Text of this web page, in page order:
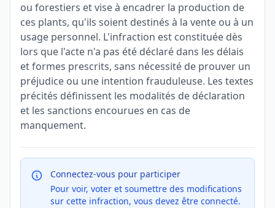
ou forestiers et vise à encadrer la production de
ces plants, qu'ils soient destinés à la vente ou à un
usage personnel. L'infraction est constituée dès
lors que l'acte n'a pas été déclaré dans les délais
et formes prescrits, sans nécessité de prouver un
préjudice ou une intention frauduleuse. Les textes
précités définissent les modalités de déclaration
et les sanctions encourues en cas de
manquement.
Connectez-vous pour participer
Pour voir, voter et soumettre des modifications
sur cette infraction, vous devez être connecté.